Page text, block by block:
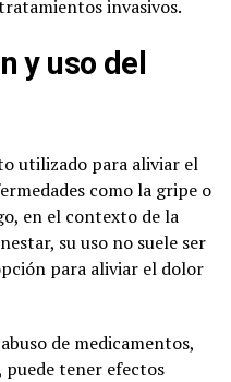
invasivos.
y uso del
utilizado para aliviar el
como la gripe o
en el contexto de la
su uso no suele ser
para aliviar el dolor
de medicamentos,
tener efectos